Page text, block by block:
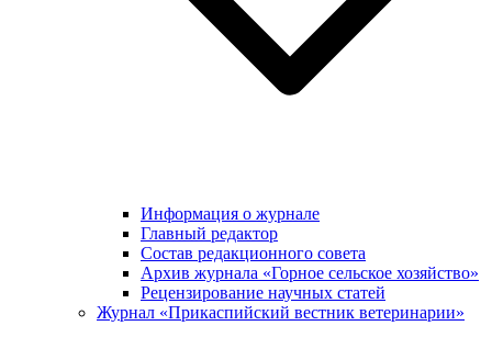
Информация о журнале
Главный редактор
Состав редакционного совета
Архив журнала «Горное сельское хозяйство»
Рецензирование научных статей
Журнал «Прикаспийский вестник ветеринарии»